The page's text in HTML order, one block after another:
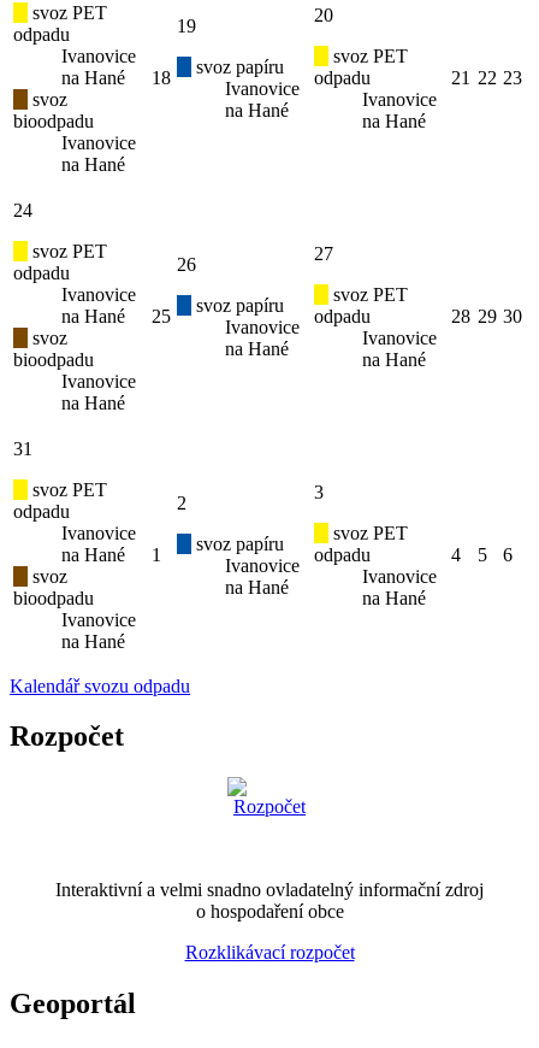
svoz PET
odpadu
Ivanovice
na Hané
svoz
bioodpadu
Ivanovice
na Hané
18
19
svoz papíru
Ivanovice
na Hané
20
svoz PET
odpadu
Ivanovice
na Hané
21 22 23
24
svoz PET
odpadu
Ivanovice
na Hané
svoz
bioodpadu
Ivanovice
na Hané
25
26
svoz papíru
Ivanovice
na Hané
27
svoz PET
odpadu
Ivanovice
na Hané
28 29 30
31
svoz PET
odpadu
Ivanovice
na Hané
svoz
bioodpadu
Ivanovice
na Hané
1
2
svoz papíru
Ivanovice
na Hané
3
svoz PET
odpadu
Ivanovice
na Hané
4 5 6
Kalendář svozu odpadu
Rozpočet
Interaktivní a velmi snadno ovladatelný informační zdroj
o hospodaření obce
Rozklikávací rozpočet
Geoportál